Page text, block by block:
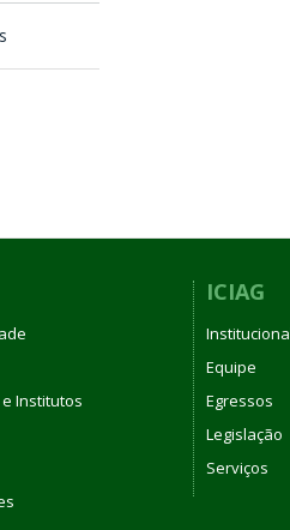
Institutos
ICIAG
Equipe
Egressos
Legislação
Serviços